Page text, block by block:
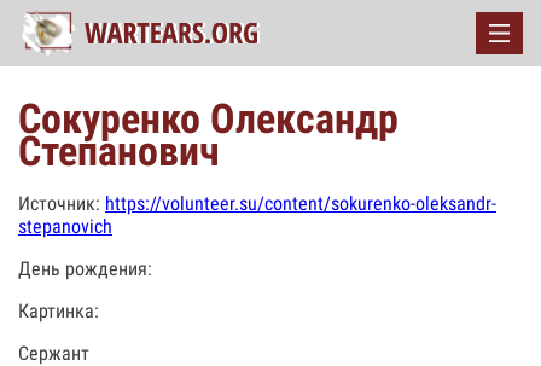
Сокуренко Олександр
Степанович
Источник: https://volunteer.su/content/sokurenko-oleksandr-
stepanovich
День рождения:
Картинка:
Сержант